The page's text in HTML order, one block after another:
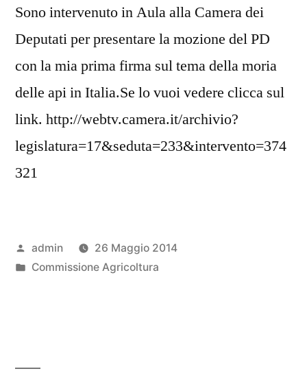
Sono intervenuto in Aula alla Camera dei
Deputati per presentare la mozione del PD
con la mia prima firma sul tema della moria
delle api in Italia.Se lo vuoi vedere clicca sul
link. http://webtv.camera.it/archivio?
legislatura=17&seduta=233&intervento=374
321
Pubblicato
da
admin
26 Maggio 2014
Pubblicato
Commissione Agricoltura